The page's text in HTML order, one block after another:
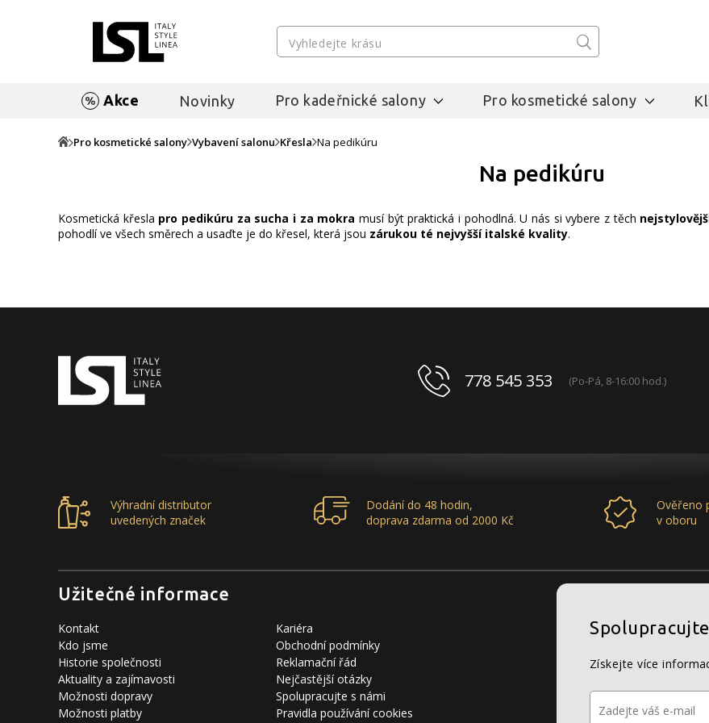
Akce Novinky Pro kadeřnické salony Pro kosmetické salony
Pro kosmetické salony Vybavení salonu Křesla Na pedikúru
Na pedikúru
Kosmetická křesla pro pedikúru za sucha i za mokra musí být praktická i pohodlná. U nás si vybere z těch
pohodlí ve všech směrech a usaďte je do křesel, která jsou zárukou té nejvyšší italské kvality.
778 545 353 (Po-Pá, 8-16:00 hod.)
Výhradní distributor
uvedených značek
Dodání do 48 hodin,
doprava zdarma od 2000 Kč
Ověřeno
v oboru
Užitečné informace
Kontakt
Kdo jsme
Historie společnosti
Aktuality a zajímavosti
Možnosti dopravy
Možnosti platby
Kariéra
Obchodní podmínky
Reklamační řád
Nejčastější otázky
Spolupracujte s námi
Pravidla používání cookies
Získejte více